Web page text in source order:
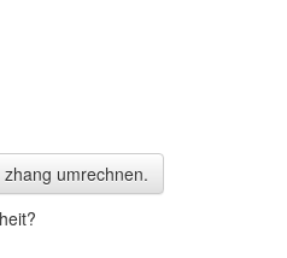
zhang umrechnen.